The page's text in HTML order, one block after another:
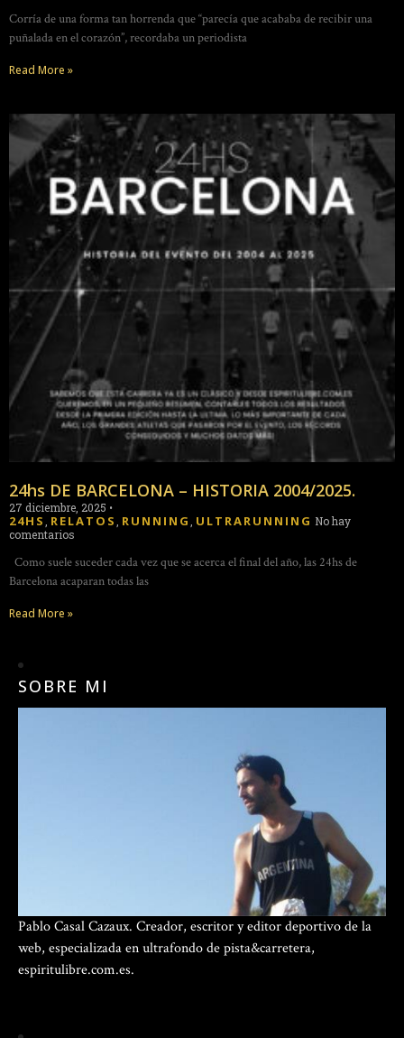
Corría de una forma tan horrenda que “parecía que acababa de recibir una
puñalada en el corazón”, recordaba un periodista
Read More »
24hs DE BARCELONA – HISTORIA 2004/2025.
27 diciembre, 2025 •
24HS RELATOS RUNNING ULTRARUNNING No hay
comentarios
Como suele suceder cada vez que se acerca el final del año, las 24hs de
Barcelona acaparan todas las
Read More »
SOBRE MI
Pablo Casal Cazaux. Creador, escritor y editor deportivo de la
web, especializada en ultrafondo de pista&carretera,
espiritulibre.com.es.